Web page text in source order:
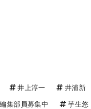
井上淳一 井浦新
編集部員募集中
芋生悠